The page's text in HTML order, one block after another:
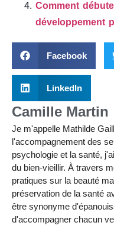
Comment
développement
Facebook
LinkedIn
Camille Martin
Je m'appelle Mathilde
l'accompagnement des
psychologie et la santé,
du bien-vieillir. À travers
pratiques sur la beauté
préservation de la santé
être synonyme
d'accompagner chacun